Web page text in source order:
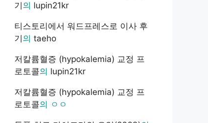
기 의 lupin21kr
티스토리에서 워드프레스로 이사 후
기 의 taeho
저칼륨혈증 (hypokalemia) 교정 프
로토콜의 lupin21kr
저칼륨혈증 (hypokalemia) 교정 프
로토콜의 ㅇㅇ